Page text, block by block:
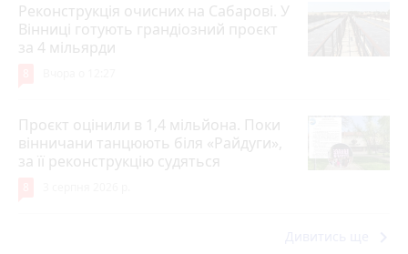
Реконструкція очисних на Сабарові. У
Вінниці готують грандіозний проєкт
за 4 мільярди
Проєкт оцінили в 1,4 мільйона. Поки
вінничани танцюють біля «Райдуги»,
за її реконструкцію судяться